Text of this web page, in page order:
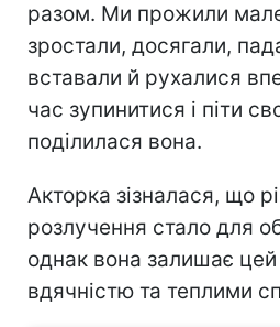
разом. Ми прожили
зростали, досягали,
вставали й рухалися
час зупинитися і піти
поділилася вона.
Акторка зізналася, що
розлучення стало для
однак вона залишає
вдячністю та теплими